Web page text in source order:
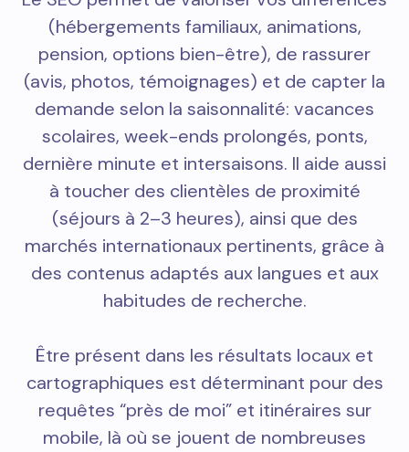
(hébergements familiaux, animations,
pension, options bien-être), de rassurer
(avis, photos, témoignages) et de capter la
demande selon la saisonnalité: vacances
scolaires, week-ends prolongés, ponts,
dernière minute et intersaisons. Il aide aussi
à toucher des clientèles de proximité
(séjours à 2–3 heures), ainsi que des
marchés internationaux pertinents, grâce à
des contenus adaptés aux langues et aux
habitudes de recherche.
Être présent dans les résultats locaux et
cartographiques est déterminant pour des
requêtes “près de moi” et itinéraires sur
mobile, là où se jouent de nombreuses